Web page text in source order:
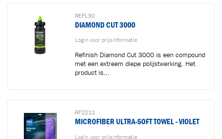
REFL30
DIAMOND CUT 3000
Login voor prijsinformatie
Refinish Diamond Cut 3000 is een compound
met een extreem diepe polijstwerking. Het
product is...
RF2211
MICROFIBER ULTRA-SOFT TOWEL - VIOLET
Login voor prijsinformatie